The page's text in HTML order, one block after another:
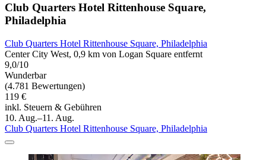
Club Quarters Hotel Rittenhouse Square,
Philadelphia
Club Quarters Hotel Rittenhouse Square, Philadelphia
Center City West, 0,9 km von Logan Square entfernt
9,0/10
Wunderbar
(4.781 Bewertungen)
119 €
inkl. Steuern & Gebühren
10. Aug.–11. Aug.
Club Quarters Hotel Rittenhouse Square, Philadelphia